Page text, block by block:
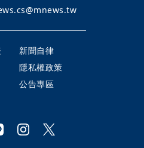
新聞自律
隱私權政策
公告專區